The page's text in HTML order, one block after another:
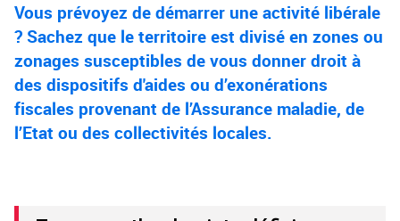
Vous prévoyez de démarrer une activité libérale
? Sachez que le territoire est divisé en zones ou
zonages susceptibles de vous donner droit à
des dispositifs d'aides ou d’exonérations
fiscales provenant de l’Assurance maladie, de
l’Etat ou des collectivités locales.